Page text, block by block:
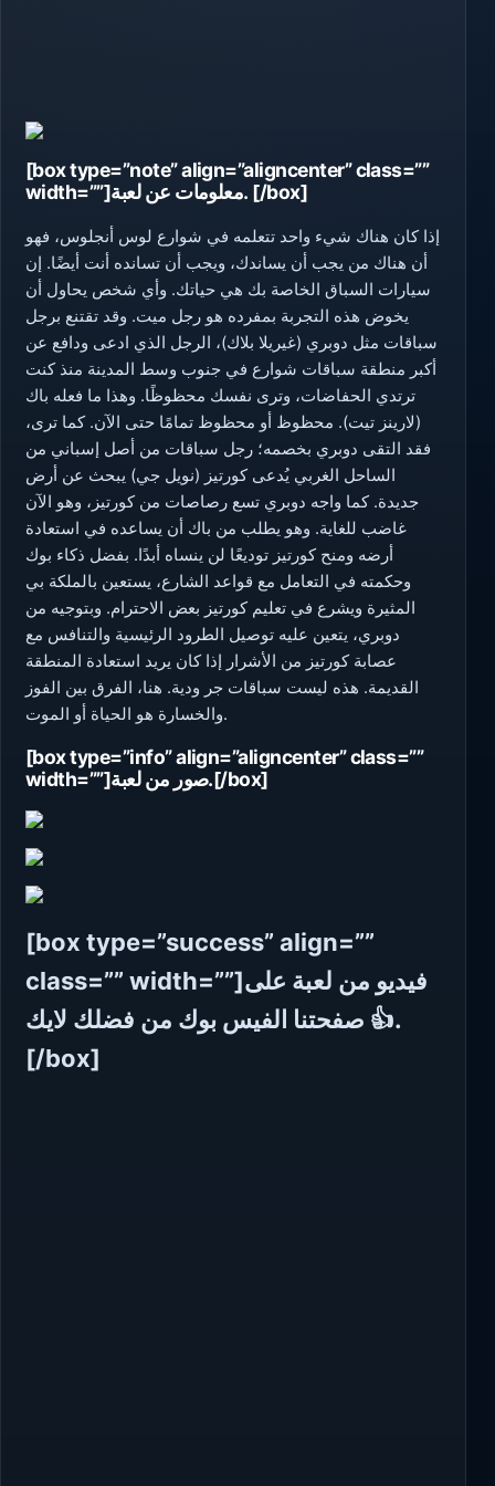
[box type=”note” align=”aligncenter” class=””
width=””]معلومات عن لعبة. [/box]
إذا كان هناك شيء واحد تتعلمه في شوارع لوس أنجلوس، فهو
أن هناك من يجب أن يساندك، ويجب أن تسانده أنت أيضًا. إن
سيارات السباق الخاصة بك هي حياتك. وأي شخص يحاول أن
يخوض هذه التجربة بمفرده هو رجل ميت. وقد تقتنع برجل
سباقات مثل دوبري (غيريلا بلاك)، الرجل الذي ادعى ودافع عن
أكبر منطقة سباقات شوارع في جنوب وسط المدينة منذ كنت
ترتدي الحفاضات، وترى نفسك محظوظًا. وهذا ما فعله باك
(لارينز تيت). محظوظ أو محظوظ تمامًا حتى الآن. كما ترى،
فقد التقى دوبري بخصمه؛ رجل سباقات من أصل إسباني من
الساحل الغربي يُدعى كورتيز (نويل جي) يبحث عن أرض
جديدة. كما واجه دوبري تسع رصاصات من كورتيز، وهو الآن
غاضب للغاية. وهو يطلب من باك أن يساعده في استعادة
أرضه ومنح كورتيز توديعًا لن ينساه أبدًا. بفضل ذكاء بوك
وحكمته في التعامل مع قواعد الشارع، يستعين بالملكة بي
المثيرة ويشرع في تعليم كورتيز بعض الاحترام. وبتوجيه من
دوبري، يتعين عليه توصيل الطرود الرئيسية والتنافس مع
عصابة كورتيز من الأشرار إذا كان يريد استعادة المنطقة
القديمة. هذه ليست سباقات جر ودية. هنا، الفرق بين الفوز
والخسارة هو الحياة أو الموت.
[box type=”info” align=”aligncenter” class=””
width=””]صور من لعبة.[/box]
[box type=”success” align=””
class=”” width=””]فيديو من لعبة على
صفحتنا الفيس بوك من فضلك لايك 👍.
[/box]